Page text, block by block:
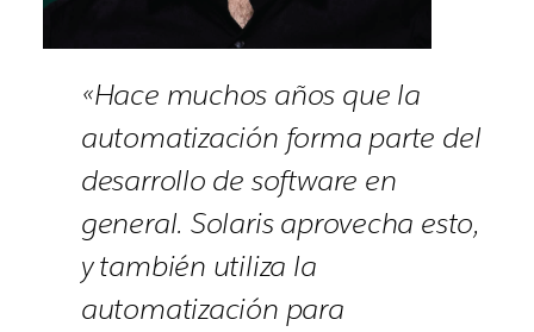
«Hace muchos años que la
automatización forma parte del
desarrollo de software en
general. Solaris aprovecha esto,
y también utiliza la
automatización para